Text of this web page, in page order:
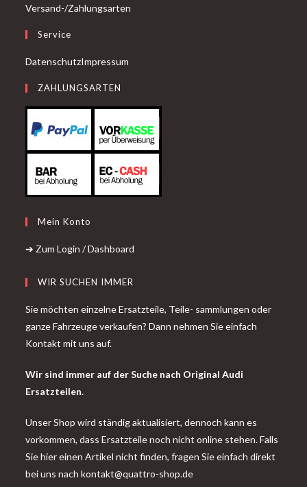
Versand-/Zahlungsarten
Service
DatenschutzImpressum
ZAHLUNGSARTEN
Mein Konto
➔ Zum Login / Dashboard
WIR SUCHEN IMMER
Sie möchten einzelne Ersatzteile, Teile- sammlungen oder
ganze Fahrzeuge verkaufen? Dann nehmen Sie einfach
Kontakt mit uns auf.
Wir sind immer auf der Suche nach Original Audi
Ersatzteilen.
Unser Shop wird ständig aktualisiert, dennoch kann es
vorkommen, dass Ersatzteile noch nicht online stehen. Falls
Sie hier einen Artikel nicht finden, fragen Sie einfach direkt
bei uns nachkontakt@quattro-shop.de